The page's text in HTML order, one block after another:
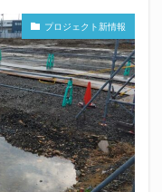
プロジェクト新情報